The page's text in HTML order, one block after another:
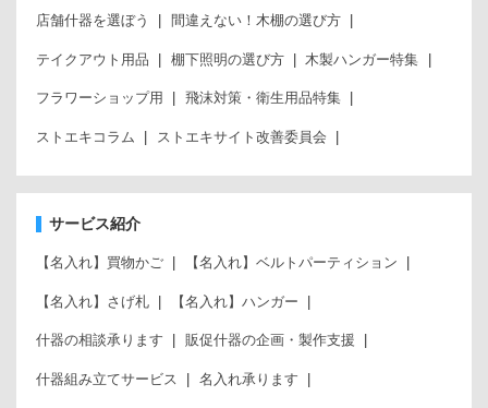
店舗什器を選ぼう 間違えない！木棚の選び方
テイクアウト用品 棚下照明の選び方 木製ハンガー特集
フラワーショップ用 飛沫対策・衛生用品特集
ストエキコラム ストエキサイト改善委員会
サービス紹介
【名入れ】買物かご 【名入れ】ベルトパーティション
【名入れ】さげ札 【名入れ】ハンガー
什器の相談承ります 販促什器の企画・製作支援
什器組み立てサービス 名入れ承ります